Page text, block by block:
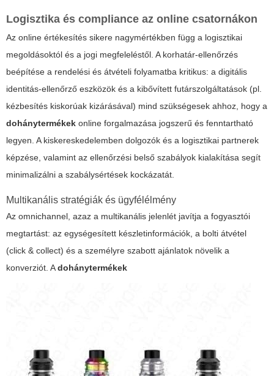
Logisztika és compliance az online csatornákon
Az online értékesítés sikere nagymértékben függ a logisztikai
megoldásoktól és a jogi megfeleléstől. A korhatár-ellenőrzés
beépítése a rendelési és átvételi folyamatba kritikus: a digitális
identitás-ellenőrző eszközök és a kibővített futárszolgáltatások (pl.
kézbesítés kiskorúak kizárásával) mind szükségesek ahhoz, hogy a
dohánytermékek online forgalmazása jogszerű és fenntartható
legyen. A kiskereskedelemben dolgozók és a logisztikai partnerek
képzése, valamint az ellenőrzési belső szabályok kialakítása segít
minimalizálni a szabálysértések kockázatát.
Multikanális stratégiák és ügyfélélmény
Az omnichannel, azaz a multikanális jelenlét javítja a fogyasztói
megtartást: az egységesített készletinformációk, a bolti átvétel
(click & collect) és a személyre szabott ajánlatok növelik a
konverziót. Adohánytermékek